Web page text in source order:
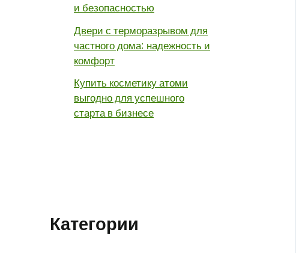
и безопасностью
Двери с терморазрывом для
частного дома: надежность и
комфорт
Купить косметику атоми
выгодно для успешного
старта в бизнесе
Категории